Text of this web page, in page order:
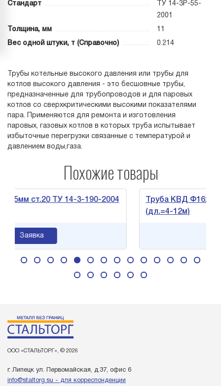
Стандарт
ТУ 14-3Р-55-
2001
Толщина, мм 11
Вес одной штуки, т (Справочно) 0.214
Трубы котельные высокого давления или трубы для
котлов высокого давления - это бесшовные трубы,
предназначенные для трубопроводов и для паровых
котлов со сверхкритическими высокими показателями
пара. Применяются для ремонта и изготовления
паровых, газовых котлов в которых труба испытывает
избыточные перегрузки связанные с температурой и
давлением воды,газа.
Похожие товары
ТУ 14-3-190-2004
Труба КВД Ф16х2мм
(дл.=4-12м)
ООО «СТАЛЬТОРГ», © 2026
г. Липецк ул. Первомайская, д.37, офис 6
info@staltorg.su - для корреспонденции